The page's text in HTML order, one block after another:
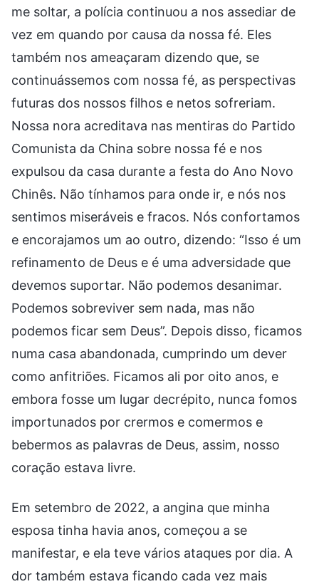
me soltar, a polícia continuou a nos assediar de
vez em quando por causa da nossa fé. Eles
também nos ameaçaram dizendo que, se
continuássemos com nossa fé, as perspectivas
futuras dos nossos filhos e netos sofreriam.
Nossa nora acreditava nas mentiras do Partido
Comunista da China sobre nossa fé e nos
expulsou da casa durante a festa do Ano Novo
Chinês. Não tínhamos para onde ir, e nós nos
sentimos miseráveis e fracos. Nós confortamos
e encorajamos um ao outro, dizendo: “Isso é um
refinamento de Deus e é uma adversidade que
devemos suportar. Não podemos desanimar.
Podemos sobreviver sem nada, mas não
podemos ficar sem Deus”. Depois disso, ficamos
numa casa abandonada, cumprindo um dever
como anfitriões. Ficamos ali por oito anos, e
embora fosse um lugar decrépito, nunca fomos
importunados por crermos e comermos e
bebermos as palavras de Deus, assim, nosso
coração estava livre.
Em setembro de 2022, a angina que minha
esposa tinha havia anos, começou a se
manifestar, e ela teve vários ataques por dia. A
dor também estava ficando cada vez mais